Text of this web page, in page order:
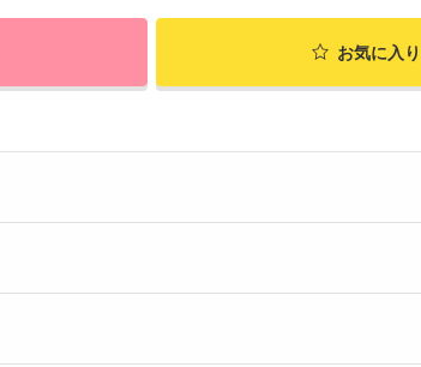
お気に入